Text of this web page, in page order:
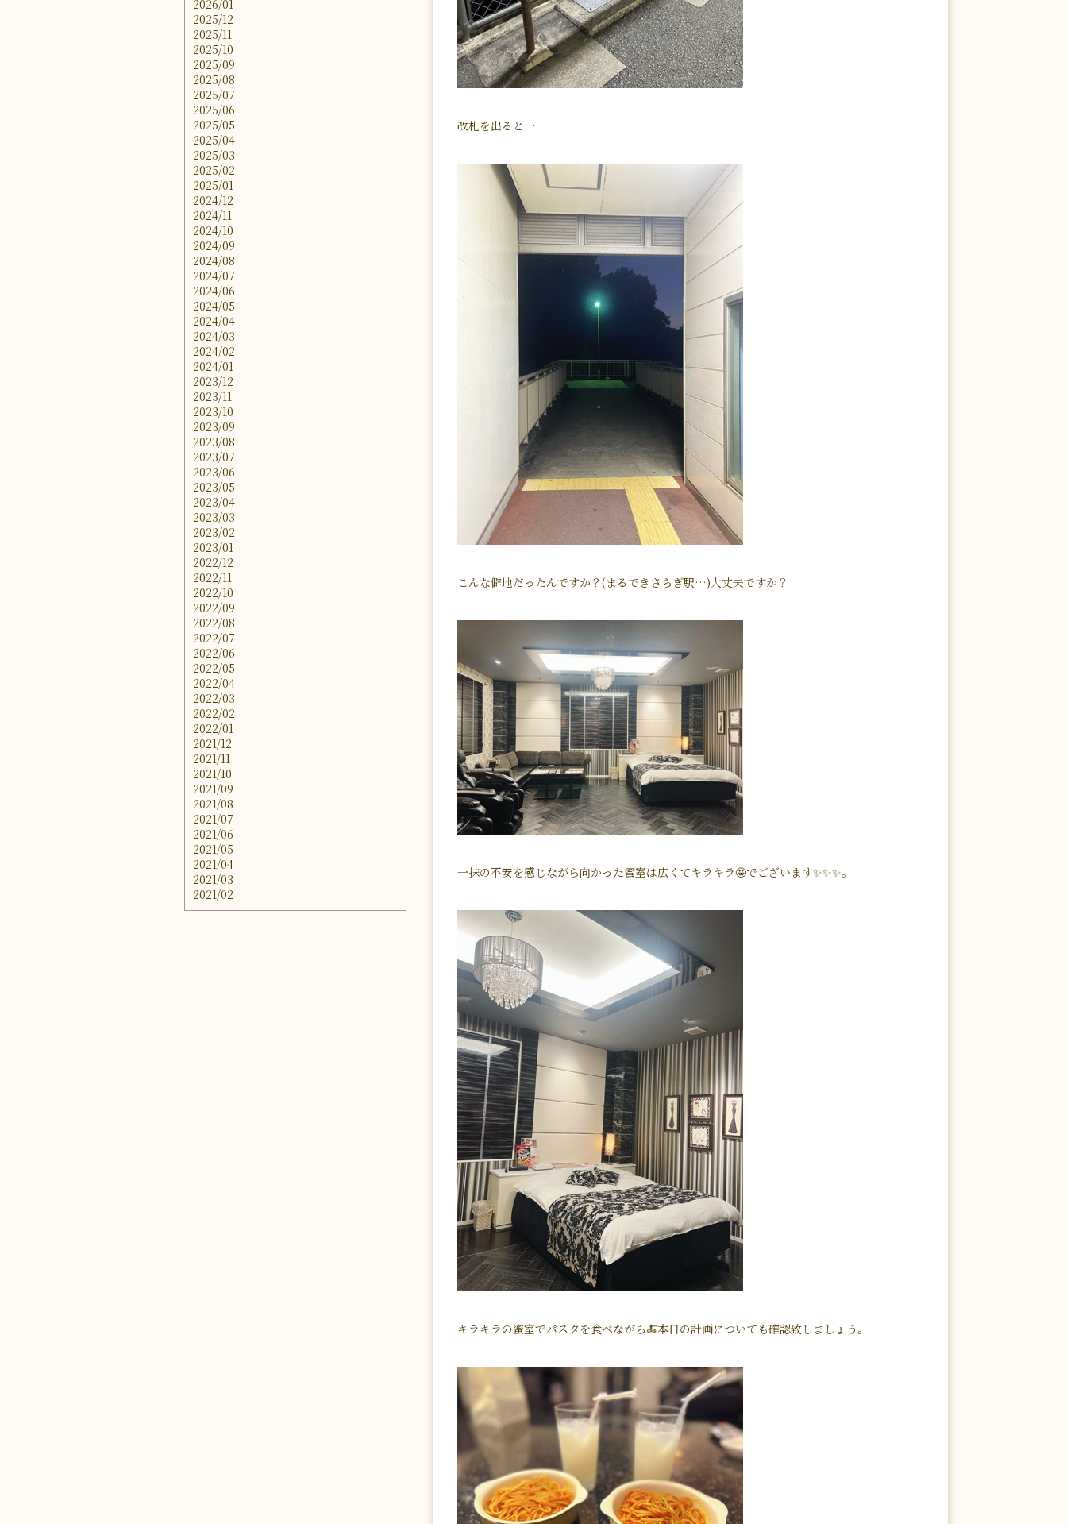
2026/01
2025/12
2025/11
2025/10
2025/09
2025/08
2025/07
2025/06
2025/05
2025/04
2025/03
2025/02
2025/01
2024/12
2024/11
2024/10
2024/09
2024/08
2024/07
2024/06
2024/05
2024/04
2024/03
2024/02
2024/01
2023/12
2023/11
2023/10
2023/09
2023/08
2023/07
2023/06
2023/05
2023/04
2023/03
2023/02
2023/01
2022/12
2022/11
2022/10
2022/09
2022/08
2022/07
2022/06
2022/05
2022/04
2022/03
2022/02
2022/01
2021/12
2021/11
2021/10
2021/09
2021/08
2021/07
2021/06
2021/05
2021/04
2021/03
2021/02
改札を出ると…
こんな僻地だったんですか？(まるできさらぎ駅…)大丈夫ですか？
一抹の不安を感じながら向かった蜜室は広くてキラキラ🤩でございます✨✨✨。
キラキラの蜜室でパスタを食べながら🍝本日の計画についても確認致しましょう。